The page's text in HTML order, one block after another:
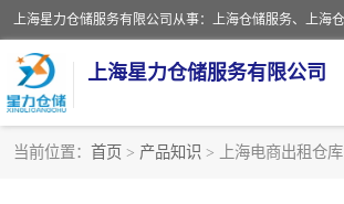
上海星力仓储服务有限公司
当前位置： 首页 > 产品知识 > 上海电商出租仓库